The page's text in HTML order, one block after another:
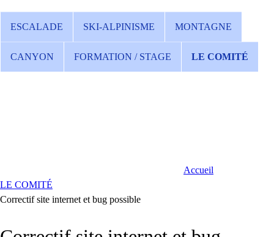
ESCALADE SKI-ALPINISME MONTAGNE
CANYON FORMATION / STAGE LE COMITÉ
Accueil
LE COMITÉ
Correctif site internet et bug possible